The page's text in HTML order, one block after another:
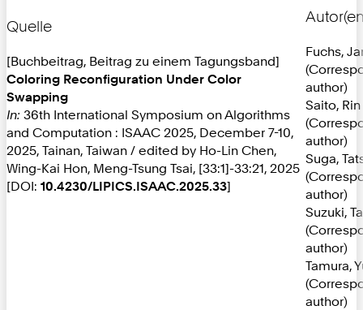
Quelle
[Buchbeitrag, Beitrag zu einem Tagungsband]
Coloring Reconfiguration Under Color
Swapping
In: 36th International Symposium on Algorithms
and Computation : ISAAC 2025, December 7-10,
2025, Tainan, Taiwan / edited by Ho-Lin Chen,
Wing-Kai Hon, Meng-Tsung Tsai, [33:1]-33:21, 2025
[DOI: 10.4230/LIPICS.ISAAC.2025.33]
Fuchs,
author)
Saito, Rin
author)
Suga,
author)
Suzuki,
author)
Tamura,
author)